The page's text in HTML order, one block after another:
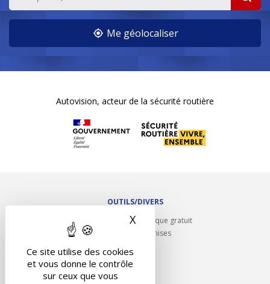
Ce site utilise des cookies
et vous donne le contrôle
sur ceux que vous
X Masquer le bandeau des
Me géolocaliser
Autovision, acteur de la sécurité routière
OUTILS/DIVERS
Rappel contrôle technique gratuit
Partenariats/Remises
Contact